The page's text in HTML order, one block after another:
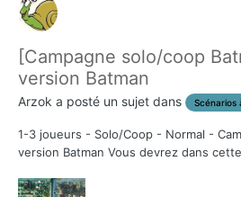
[Campagne solo/coop
version Batman
Arzok a posté un sujet dans Scénarios
1-3 joueurs - Solo/Coop - Normal -
version Batman Vous devrez dans
casse au commissariat, bas fond et